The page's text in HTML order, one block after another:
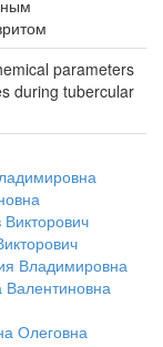
parameters
during tubercular
Владимировна
Валентиновна
Олеговна